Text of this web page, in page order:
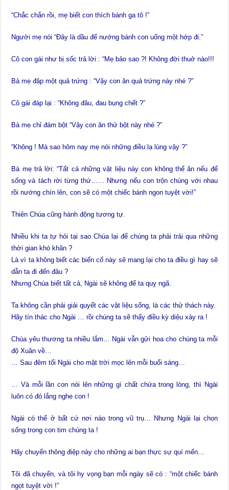
“Chắc chắn rồi, mẹ biết con thích bánh ga tô !”
Người mẹ nói “Đây là dầu để nướng bánh con uống một hớp đi.”
Cô con gái như bị sốc trả lời : “Mẹ bảo sao ?! Không đời thuở nào!!!
Bà mẹ đập một quả trứng : “Vậy con ăn quả trứng này nhé ?”
Cô gái đáp lại : “Không đâu, đau bụng chết ?”
Bà mẹ chỉ đám bột “Vậy con ăn thử bột này nhé ?”
“Không ! Mà sao hôm nay mẹ nói những điều lạ lùng vậy ?”
Bà mẹ trả lời: “Tất cả những vật liệu này con không thể ăn nếu để
sống và tách rời từng thứ…… Nhưng nếu con trộn chúng với nhau
rồi nướng chín lên, con sẽ có một chiếc bánh ngon tuyệt vời!”
Thiên Chúa cũng hành động tương tự.
Nhiều khi ta tự hỏi tại sao Chúa lại để chúng ta phải trải qua những
thời gian khó khăn ?
Là vì ta không biết các biến cố này sẽ mang lại cho ta điều gì hay sẽ
dẫn ta đi đến đâu ?
Nhưng Chúa biết tất cả, Ngài sẽ không để ta quỵ ngã.
Ta không cần phải giải quyết các vật liệu sống, là các thử thách này.
Hãy tín thác cho Ngài … rồi chúng ta sẽ thấy điều kỳ diệu xảy ra !
Chúa yêu thương ta nhiều lắm… Ngài vẫn gửi hoa cho chúng ta mỗi
độ Xuân về…
… Sau đêm tối Ngài cho mặt trời mọc lên mỗi buổi sáng…
… Và mỗi lần con nói lên những gì chất chứa trong lòng, thì Ngài
luôn có đó lắng nghe con !
Ngài có thể ở bất cứ nơi nào trong vũ trụ… Nhưng Ngài lại chọn
sống trong con tim chúng ta !
Hãy chuyển thông điệp này cho những ai bạn thực sự quí mến…
Tôi đã chuyển, và tôi hy vọng bạn mỗi ngày sẽ có : “một chiếc bánh
ngọt tuyệt vời !”